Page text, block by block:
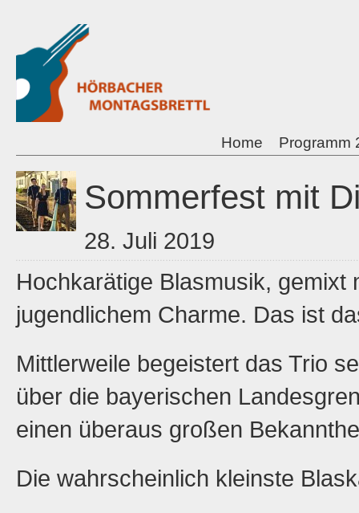
Programm
Home
Sommerfest mit
28. Juli 2019
Hochkarätige Blasmusik, gemixt
jugendlichem Charme. Das ist
Mittlerweile begeistert das Trio
über die bayerischen
einen überaus großen
Die wahrscheinlich kleinste